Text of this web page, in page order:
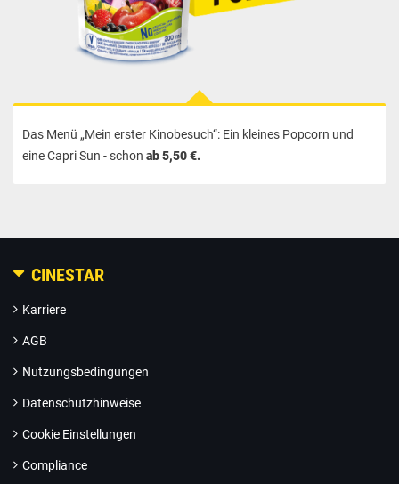
Das Menü „Mein erster Kinobesuch“: Ein kleines Popcorn und
eine Capri Sun - schon ab 5,50 €.
CINESTAR
Karriere
AGB
Nutzungsbedingungen
Datenschutzhinweise
Cookie Einstellungen
Compliance